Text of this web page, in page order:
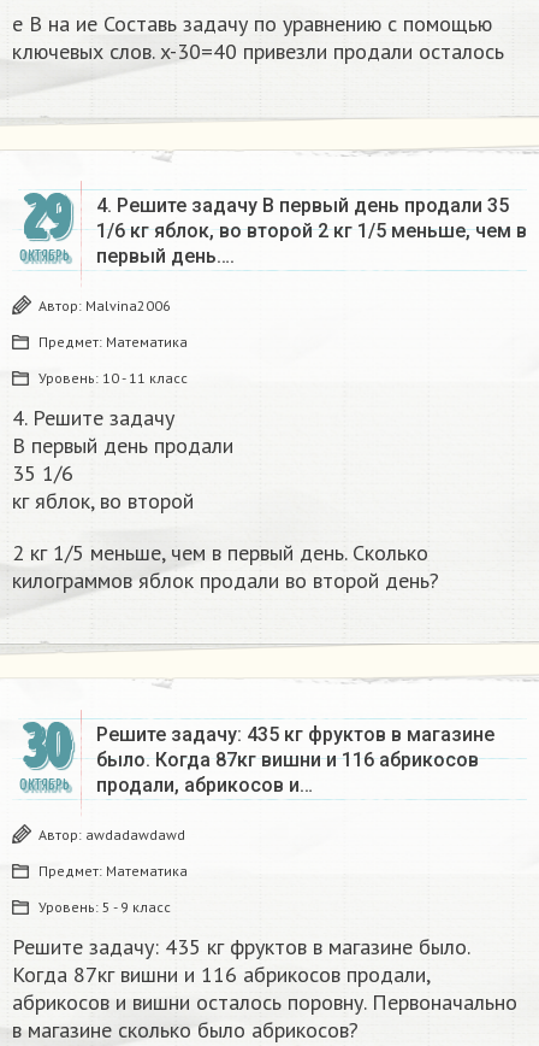
e В на ие Составь задачу по уравнению с помощью
ключевых слов. x-30=40 привезли продали осталось​
29
ОКТЯБРЬ
4. Решите задачу В первый день продали 35
1/6 кг яблок, во второй 2 кг 1/5 меньше, чем в
первый день….
Автор: Malvina2006
Предмет: Математика
Уровень: 10 - 11 класс
4. Решите задачу
В первый день продали
35 1/6
кг яблок, во второй
2 кг 1/5 меньше, чем в первый день. Сколько
килограммов яблок продали во второй день?​
30
ОКТЯБРЬ
Решите задачу: 435 кг фруктов в магазине
было. Когда 87кг вишни и 116 абрикосов
продали, абрикосов и…
Автор: awdadawdawd
Предмет: Математика
Уровень: 5 - 9 класс
Решите задачу: 435 кг фруктов в магазине было.
Когда 87кг вишни и 116 абрикосов продали,
абрикосов и вишни осталось поровну. Первоначально
в магазине сколько было абрикосов?